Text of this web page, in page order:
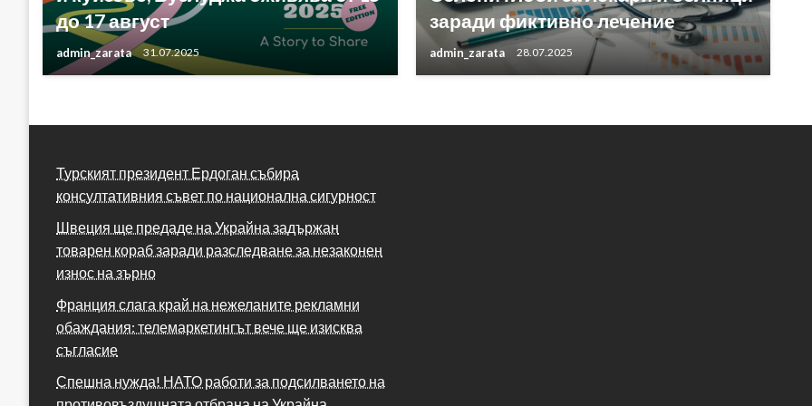
до 17 август
admin_zarata 31.07.2025
заради фиктивно лечение
admin_zarata 28.07.2025
Турският президент Ердоган събира
консултативния съвет по национална сигурност
Швеция ще предаде на Украйна задържан
товарен кораб заради разследване за незаконен
износ на зърно
Франция слага край на нежеланите рекламни
обаждания: телемаркетингът вече ще изисква
съгласие
Спешна нужда! НАТО работи за подсилването на